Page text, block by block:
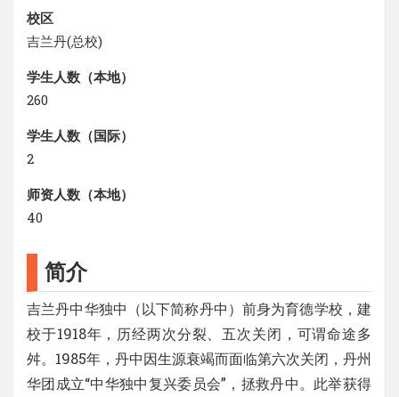
校区
吉兰丹(总校)
学生人数（本地）
260
学生人数（国际）
2
师资人数（本地）
40
简介
吉兰丹中华独中（以下简称丹中）前身为育德学校，建
校于1918年，历经两次分裂、五次关闭，可谓命途多
舛。1985年，丹中因生源衰竭而面临第六次关闭，丹州
华团成立“中华独中复兴委员会”，拯救丹中。此举获得